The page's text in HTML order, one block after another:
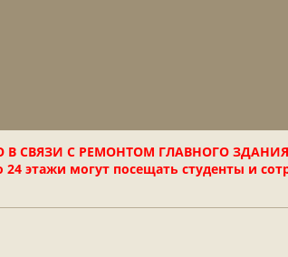
СВЯЗИ С РЕМОНТОМ ГЛАВНОГО ЗДАНИЯ
этажи могут посещать студенты и